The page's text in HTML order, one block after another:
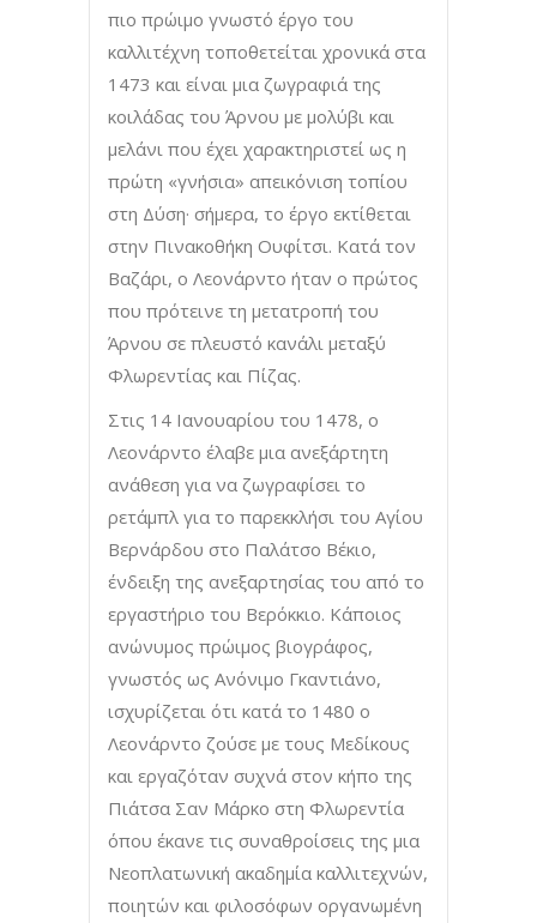
πιο πρώιμο γνωστό έργο του
καλλιτέχνη τοποθετείται χρονικά στα
1473 και είναι μια ζωγραφιά της
κοιλάδας του Άρνου με μολύβι και
μελάνι που έχει χαρακτηριστεί ως η
πρώτη «γνήσια» απεικόνιση τοπίου
στη Δύση· σήμερα, το έργο εκτίθεται
στην Πινακοθήκη Ουφίτσι. Κατά τον
Βαζάρι, ο Λεονάρντο ήταν ο πρώτος
που πρότεινε τη μετατροπή του
Άρνου σε πλευστό κανάλι μεταξύ
Φλωρεντίας και Πίζας.
Στις 14 Ιανουαρίου του 1478, ο
Λεονάρντο έλαβε μια ανεξάρτητη
ανάθεση για να ζωγραφίσει το
ρετάμπλ για το παρεκκλήσι του Αγίου
Βερνάρδου στο Παλάτσο Βέκιο,
ένδειξη της ανεξαρτησίας του από το
εργαστήριο του Βερόκκιο. Κάποιος
ανώνυμος πρώιμος βιογράφος,
γνωστός ως Ανόνιμο Γκαντιάνο,
ισχυρίζεται ότι κατά το 1480 ο
Λεονάρντο ζούσε με τους Μεδίκους
και εργαζόταν συχνά στον κήπο της
Πιάτσα Σαν Μάρκο στη Φλωρεντία
όπου έκανε τις συναθροίσεις της μια
Νεοπλατωνική ακαδημία καλλιτεχνών,
ποιητών και φιλοσόφων οργανωμένη